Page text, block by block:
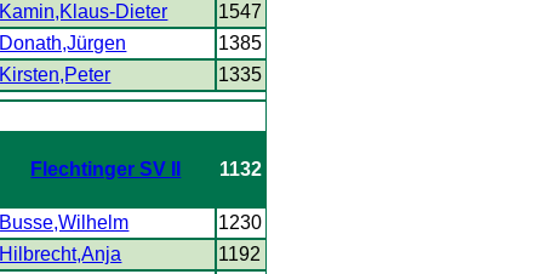
Kamin,Klaus-Dieter
1547
Donath,Jürgen
1385
Kirsten,Peter 1335
Flechtinger SV II 1132
Busse,Wilhelm
1230
Hilbrecht,Anja
1192